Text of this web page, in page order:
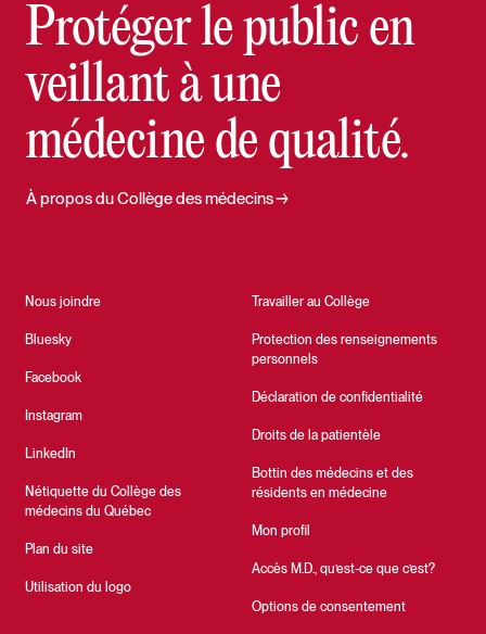
Protéger le public en
veillant à une
médecine de qualité.
Nous joindre
Bluesky
Facebook
Instagram
LinkedIn
Nétiquette du Collège des
médecins du Québec
Plan du site
Utilisation du logo
Travailler au Collège
Protection des renseignements
personnels
Déclaration de confidentialité
Droits de la patientèle
Bottin des médecins et des
résidents en médecine
Mon profil
Accès M.D., qu’est-ce que c’est?
Options de consentement
À propos du Collège des médecins